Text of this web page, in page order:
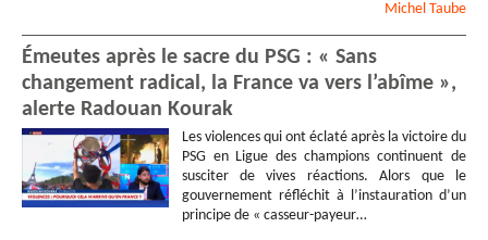
Michel Taube
Émeutes après le sacre du PSG : « Sans
changement radical, la France va vers l’abîme »,
alerte Radouan Kourak
Les violences qui ont éclaté après la victoire du
PSG en Ligue des champions continuent de
susciter de vives réactions. Alors que le
gouvernement réfléchit à l’instauration d’un
principe de « casseur-payeur…